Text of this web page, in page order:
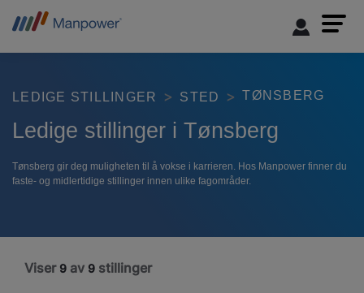
LEDIGE STILLINGER STED TØNSBERG
Ledige stillinger i Tønsberg
Tønsberg gir deg muligheten til å vokse i karrieren. Hos Manpower finner du
faste- og midlertidige stillinger innen ulike fagområder.
Viser 9 av 9 stillinger